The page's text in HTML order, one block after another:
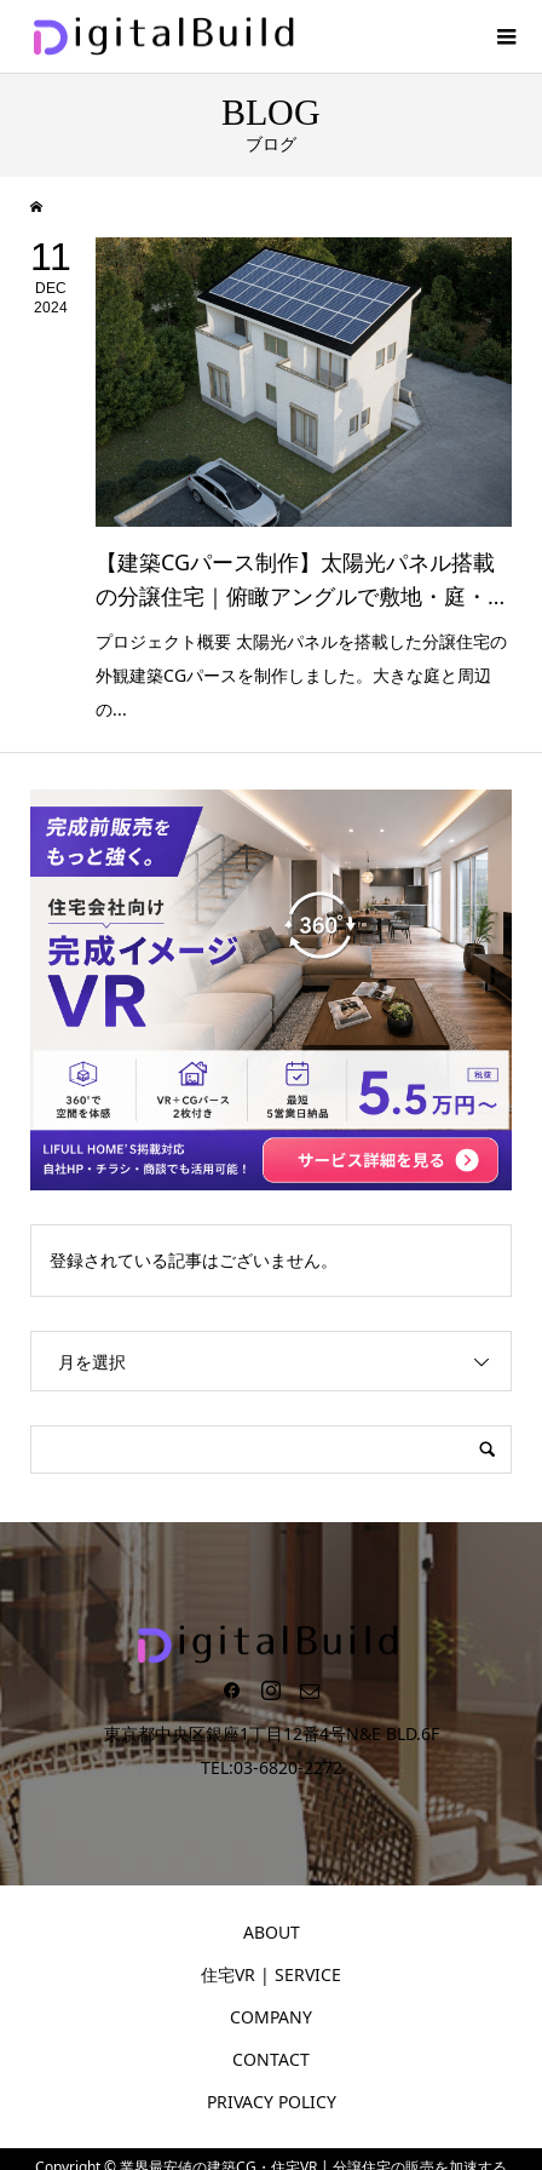
BLOG
ブログ
11
DEC
2024
【建築CGパース制作】太陽光パネル搭載
の分譲住宅｜俯瞰アングルで敷地・庭・周
辺環境を可視化
プロジェクト概要 太陽光パネルを搭載した分譲住宅の
外観建築CGパースを制作しました。大きな庭と周辺
の...
登録されている記事はございません。
月を選択
東京都中央区銀座1丁目12番4号N&E BLD.6F
TEL:03-6820-2272
ABOUT
住宅VR | SERVICE
COMPANY
CONTACT
PRIVACY POLICY